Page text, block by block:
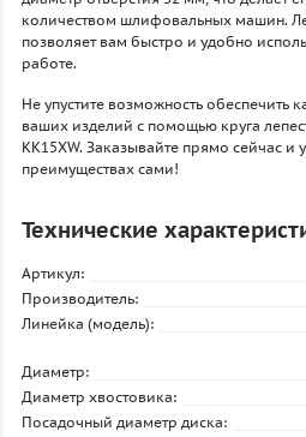
количеством шлифовальных машин.
позволяет вам быстро и удобно
работе.
Не упустите возможность обеспечить
ваших изделий с помощью круга
KK15XW. Заказывайте прямо сейчас и
преимуществах сами!
Технические
Артикул:
Производитель:
Линейка (модель):
Диаметр:
Диаметр хвостовика:
Посадочный диаметр диска: